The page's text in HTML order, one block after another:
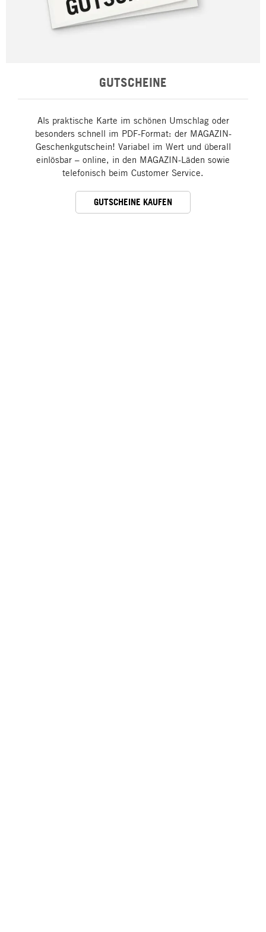
GUTSCHEINE
Als praktische Karte im schönen Umschlag oder
besonders schnell im PDF-Format: der MAGAZIN-
Geschenkgutschein! Variabel im Wert und überall
einlösbar – online, in den MAGAZIN-Läden sowie
telefonisch beim Customer Service.
GUTSCHEINE KAUFEN